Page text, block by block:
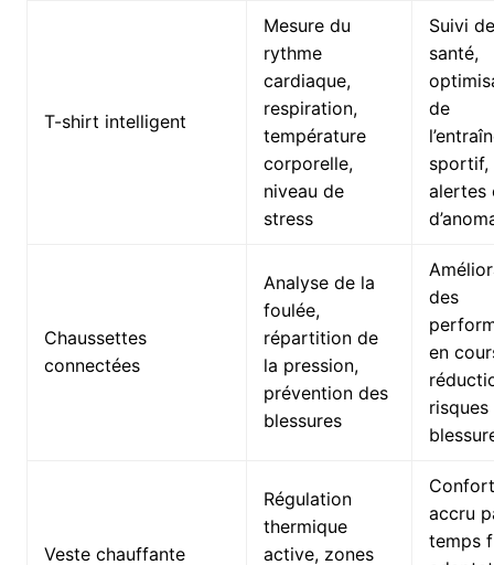
T-shirt intelligent
Mesure du
rythme
cardiaque,
respiration,
température
corporelle,
niveau de
stress
Suivi
santé,
de
sportif,
alertes
Chaussettes
connectées
Analyse de la
foulée,
répartition de
la pression,
prévention des
blessures
des
en
risques
Veste chauffante
Régulation
thermique
active, zones
Confort
accru
temps